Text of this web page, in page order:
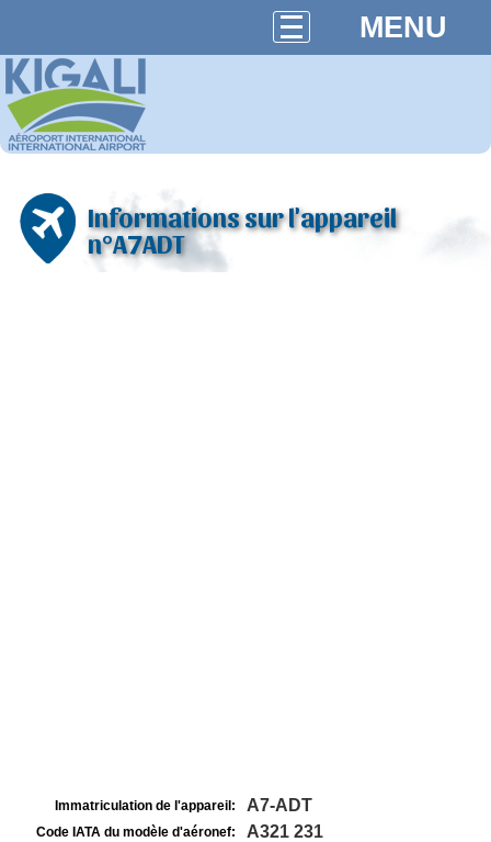
MENU
Informations sur l'appareil
n°A7ADT
Immatriculation de l'appareil: A7-ADT
Code IATA du modèle d'aéronef: A321 231